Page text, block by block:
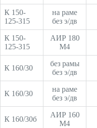
К 150-
125-315
на раме
без э/дв
К 150-
125-315
АИР 180
М4
К 160/30
без рамы
без э/дв
К 160/30
на раме
без э/дв
К 160/30б
АИР 160
М4